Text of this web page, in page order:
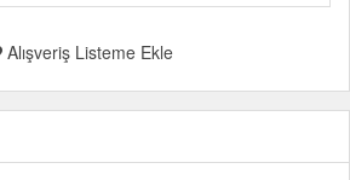
Alışveriş Listeme Ekle